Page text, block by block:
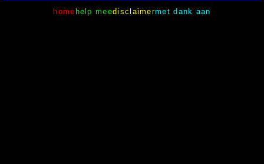
home help meedisclaimermet dank aan